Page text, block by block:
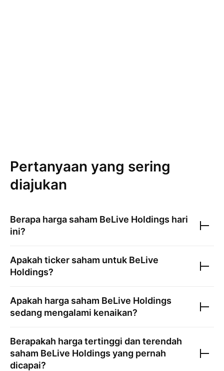
Pertanyaan yang sering
diajukan
Berapa harga saham BeLive Holdings hari
ini?
Apakah ticker saham untuk BeLive
Holdings?
Apakah harga saham BeLive Holdings
sedang mengalami kenaikan?
Berapakah harga tertinggi dan terendah
saham BeLive Holdings yang pernah
dicapai?